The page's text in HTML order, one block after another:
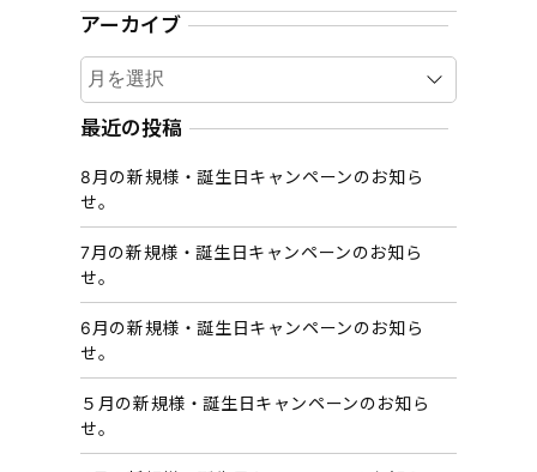
アーカイブ
ア
ー
カ
ブ
最近の投稿
8月の新規様・誕生日キャンペーンのお知ら
せ。
7月の新規様・誕生日キャンペーンのお知ら
せ。
6月の新規様・誕生日キャンペーンのお知ら
せ。
５月の新規様・誕生日キャンペーンのお知ら
せ。